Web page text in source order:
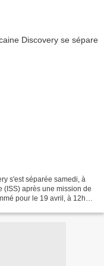
s'est séparée samedi, à
(ISS) après une mission de
pour le 19 avril, à 12h52